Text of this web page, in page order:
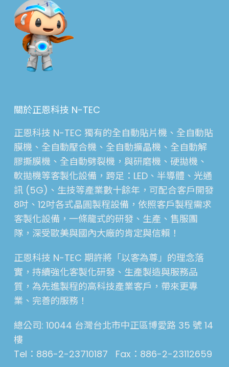
關於正恩科技 N-TEC
正恩科技 N-TEC 獨有的全自動貼片機、全自動貼
膜機、全自動壓合機、全自動擴晶機、全自動解
膠撕膜機、全自動劈裂機，與研磨機、硬拋機、
軟拋機等客製化設備，跨足：LED、半導體、光通
訊 (5G)、生技等產業數十餘年，可配合客戶開發
8吋、12吋各式晶圓製程設備，依照客戶製程需求
客製化設備，一條龍式的研發、生產、售服團
隊，深受歐美與國內大廠的肯定與信賴！
正恩科技 N-TEC 期許將「以客為尊」的理念落
實，持續強化客製化研發、生產製造與服務品
質，為先進製程的高科技產業客戶，帶來更專
業、完善的服務！
總公司: 10044 台灣台北市中正區博愛路 35 號 14
樓
Tel：886-2-23710187 Fax：886-2-23112659